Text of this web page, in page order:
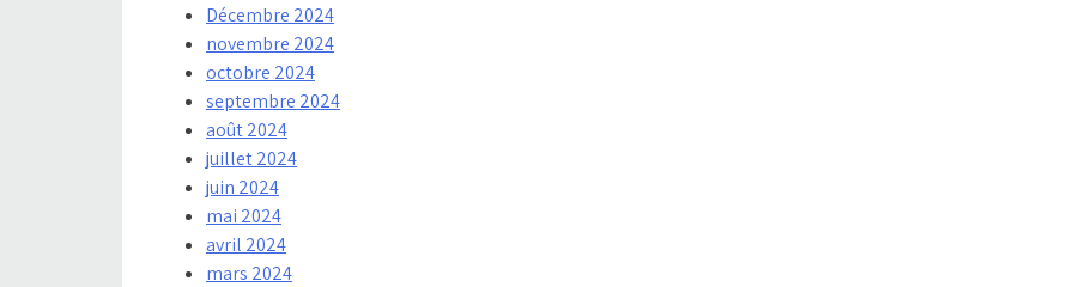
Décembre 2024
novembre 2024
octobre 2024
septembre 2024
août 2024
juillet 2024
juin 2024
mai 2024
avril 2024
mars 2024